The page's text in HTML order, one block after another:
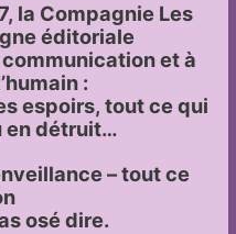
la Compagnie Les
éditoriale
et à
:
espoirs, tout ce qui
en détruit…
– tout ce
osé dire.